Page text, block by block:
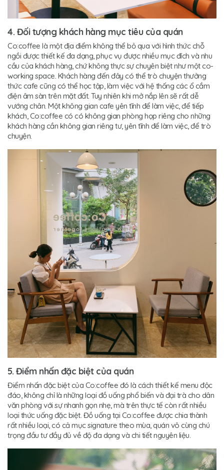
4. Đối tượng khách hàng mục tiêu của quán
Co:coffee là một địa điểm không thể bỏ qua với hình thức chỗ
ngồi được thiết kế đa dạng, phục vụ được nhiều mục đích và nhu
cầu của khách hàng, chứ không thực sự chuyên biệt như một co-
working space. Khách hàng đến đây có thể trò chuyện thưởng
thức cafe cũng có thể học tập, làm việc với hệ thống các ổ cắm
điện âm sàn trên mặt đất. Tuy nhiên khi mở nắp lên sẽ rất dễ
vướng chân. Một không gian cafe yên tĩnh để làm việc, để tiếp
khách, Co:coffee có có không gian phòng họp riêng cho những
khách hàng cần không gian riêng tư, yên tĩnh để làm việc, để trò
chuyện.
5. Điểm nhấn đặc biệt của quán
Điểm nhấn đặc biệt của Co:coffee đó là cách thiết kế menu độc
đáo, không chỉ là những loại đồ uống phổ biến và đại trà cho dân
văn phòng với sự nhanh gọn nhẹ, mà trên thực tế còn rất nhiều
loại thức uống đặc biệt. Đồ uống tại Co:coffee được chia thành
rất nhiều loại, có cả mục signature theo mùa, quán vô cùng chú
trọng đầu tư đầy đủ về độ đa dạng và chi tiết nguyên liệu.